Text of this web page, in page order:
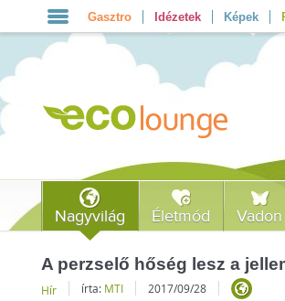
Gasztro Idézetek Képek
Nagyvilág Életmód Vadon
A perzselő hőség lesz a
Hír írta: MTI 2017/09/28